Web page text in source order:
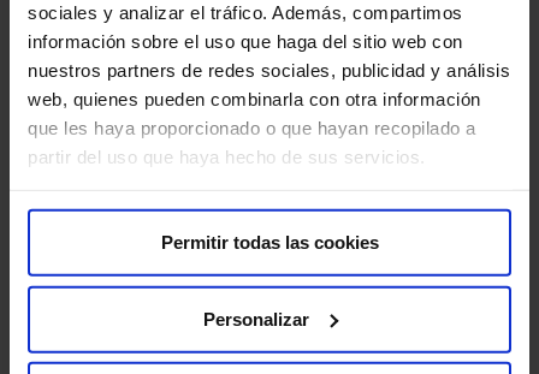
sociales y analizar el tráfico. Además, compartimos
información sobre el uso que haga del sitio web con
nuestros partners de redes sociales, publicidad y análisis
web, quienes pueden combinarla con otra información
que les haya proporcionado o que hayan recopilado a
partir del uso que haya hecho de sus servicios.
Permitir todas las cookies
Personalizar